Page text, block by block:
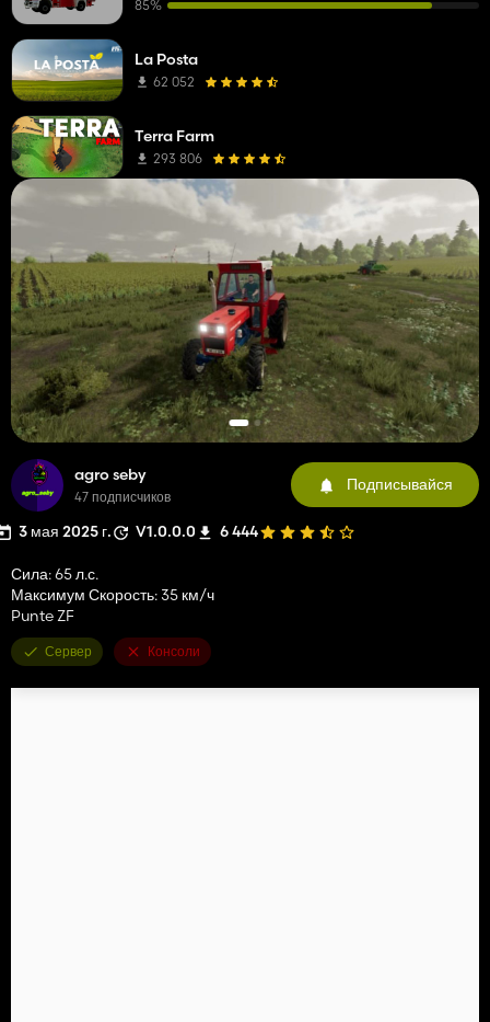
agro seby
47 подписчиков
Подписывайся
3 мая 2025 г. V1.0.0.0 6 444
Сила: 65 л.с.
Максимум Скорость: 35 км/ч
Punte ZF
Сервер Консоли
85%
La Posta
62 052
Terra Farm
293 806